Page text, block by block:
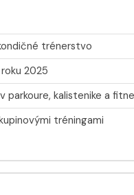
trénerstvo
2025
parkoure, kalistenike a
tréningami